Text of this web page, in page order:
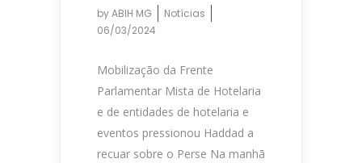
byABIH MG
Notícias
06/03/2024
Mobilização da Frente
Parlamentar Mista de Hotelaria
e de entidades de hotelaria e
eventos pressionou Haddad a
recuar sobre o Perse Na manhã